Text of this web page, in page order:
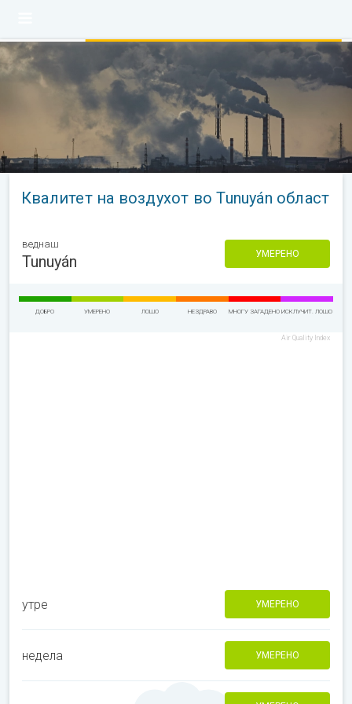
Квалитет на воздухот во Tunuyán област
веднаш
Tunuyán УМЕРЕНО
ДОБРО УМЕРЕНО ЛОШО НЕЗДРАВО МНОГУ ЗАГАДЕНО ИСКЛУЧИТ. ЛОШО
Air Quality Index
утре УМЕРЕНО
недела УМЕРЕНО